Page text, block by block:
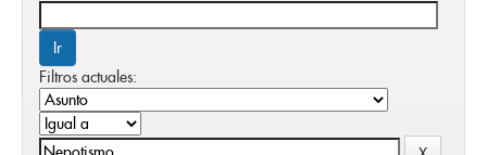
Filtros actuales: